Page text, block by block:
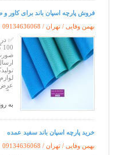
فروش پارچه اسپان باند برای کاور
بهمن وفایی / تهران / 09134636068
از
به
خرید پارچه اسپان باند سفید عمده
بهمن وفایی / تهران / 09134636068